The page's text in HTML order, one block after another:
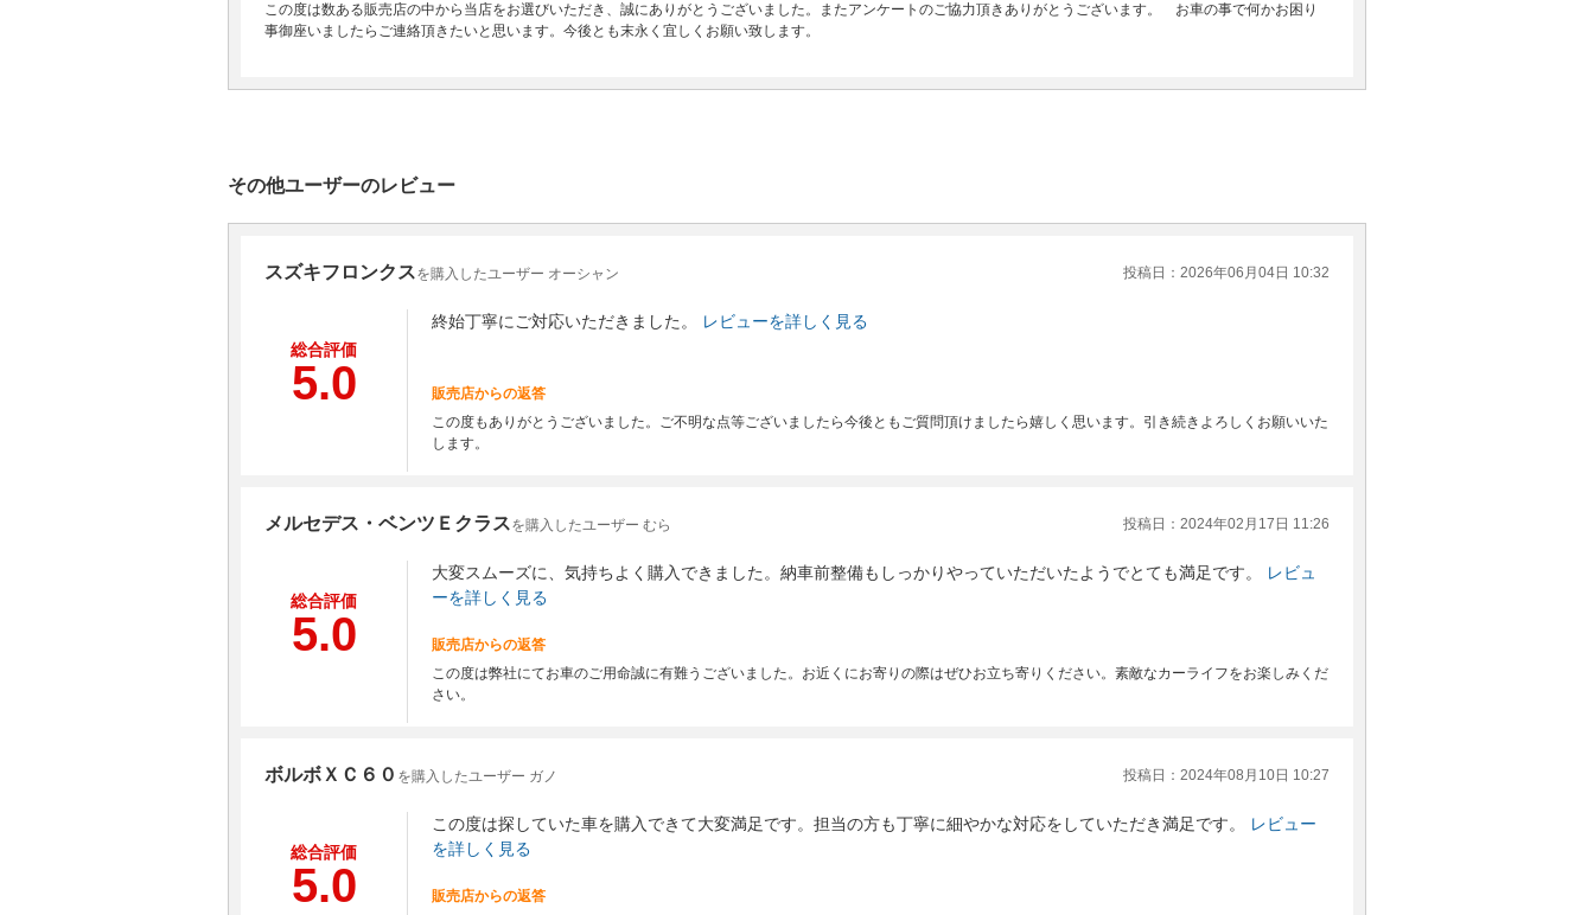
この度は数ある販売店の中から当店をお選びいただき、誠にありがとうございました。またアンケートのご協力頂きありがとうございます。 お車の事で何かお困り
事御座いましたらご連絡頂きたいと思います。今後とも末永く宜しくお願い致します。
その他ユーザーのレビュー
スズキフロンクスを購入したユーザー オーシャン 投稿日：2026年06月04日 10:32
総合評価
5.0
終始丁寧にご対応いただきました。 レビューを詳しく見る
販売店からの返答
この度もありがとうございました。ご不明な点等ございましたら今後ともご質問頂けましたら嬉しく思います。引き続きよろしくお願いいた
します。
メルセデス・ベンツＥクラスを購入したユーザー むら 投稿日：2024年02月17日 11:26
総合評価
5.0
大変スムーズに、気持ちよく購入できました。納車前整備もしっかりやっていただいたようでとても満足です。
レビュ
ーを詳しく見る
販売店からの返答
この度は弊社にてお車のご用命誠に有難うございました。お近くにお寄りの際はぜひお立ち寄りください。素敵なカーライフをお楽しみくだ
さい。
ボルボＸＣ６０ を購入したユーザー ガノ 投稿日：2024年08月10日 10:27
総合評価
5.0
この度は探していた車を購入できて大変満足です。担当の方も丁寧に細やかな対応をしていただき満足です。
レビュー
を詳しく見る
販売店からの返答